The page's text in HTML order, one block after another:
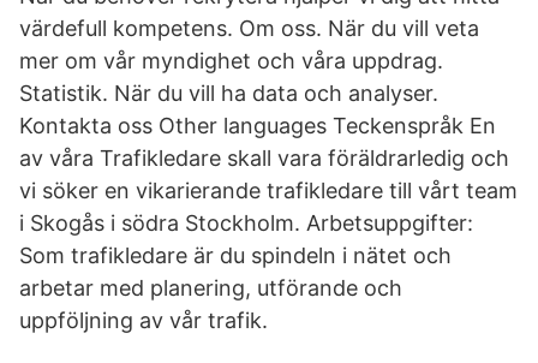
värdefull kompetens. Om oss. När du vill veta
mer om vår myndighet och våra uppdrag.
Statistik. När du vill ha data och analyser.
Kontakta oss Other languages Teckenspråk En
av våra Trafikledare skall vara föräldrarledig och
vi söker en vikarierande trafikledare till vårt team
i Skogås i södra Stockholm. Arbetsuppgifter:
Som trafikledare är du spindeln i nätet och
arbetar med planering, utförande och
uppföljning av vår trafik.